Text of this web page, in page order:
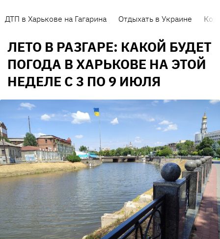
ДТП в Харькове на Гагарина Отдыхать в Украине
ЛЕТО В РАЗГАРЕ: КАКОЙ БУДЕТ
ПОГОДА В ХАРЬКОВЕ НА ЭТОЙ
НЕДЕЛЕ С 3 ПО 9 ИЮЛЯ